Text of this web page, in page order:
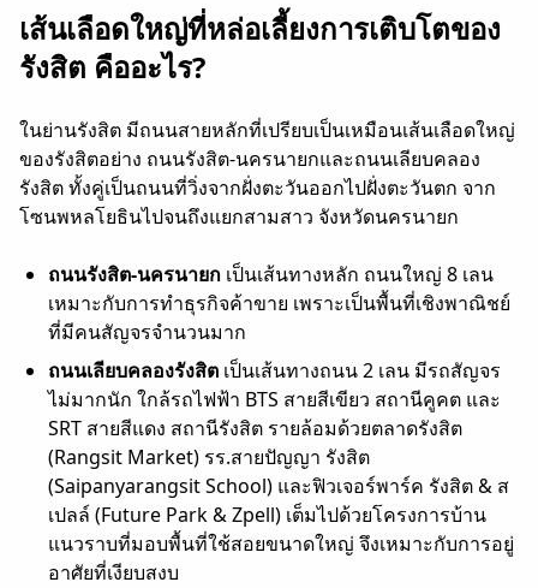
เส้นเลือดใหญ่ที่หล่อเลี้ยงการเติบโตของ
รังสิต คืออะไร?
ในย่านรังสิต มีถนนสายหลักที่เปรียบเป็นเหมือนเส้นเลือดใหญ่
ของรังสิตอย่าง ถนนรังสิต-นครนายกและถนนเลียบคลอง
รังสิต ทั้งคู่เป็นถนนที่วิ่งจากฝั่งตะวันออกไปฝั่งตะวันตก จาก
โซนพหลโยธินไปจนถึงแยกสามสาว จังหวัดนครนายก
ถนนรังสิต-นครนายก เป็นเส้นทางหลัก ถนนใหญ่ 8 เลน
เหมาะกับการทำธุรกิจค้าขาย เพราะเป็นพื้นที่เชิงพาณิชย์
ที่มีคนสัญจรจำนวนมาก
ถนนเลียบคลองรังสิต เป็นเส้นทางถนน 2 เลน มีรถสัญจร
ไม่มากนัก ใกล้รถไฟฟ้า BTS สายสีเขียว สถานีคูคต และ
SRT สายสีแดง สถานีรังสิต รายล้อมด้วยตลาดรังสิต
(Rangsit Market) รร.สายปัญญา รังสิต
(Saipanyarangsit School) และฟิวเจอร์พาร์ค รังสิต & ส
เปลล์ (Future Park & Zpell) เต็มไปด้วยโครงการบ้าน
แนวราบที่มอบพื้นที่ใช้สอยขนาดใหญ่ จึงเหมาะกับการอยู่
อาศัยที่เงียบสงบ